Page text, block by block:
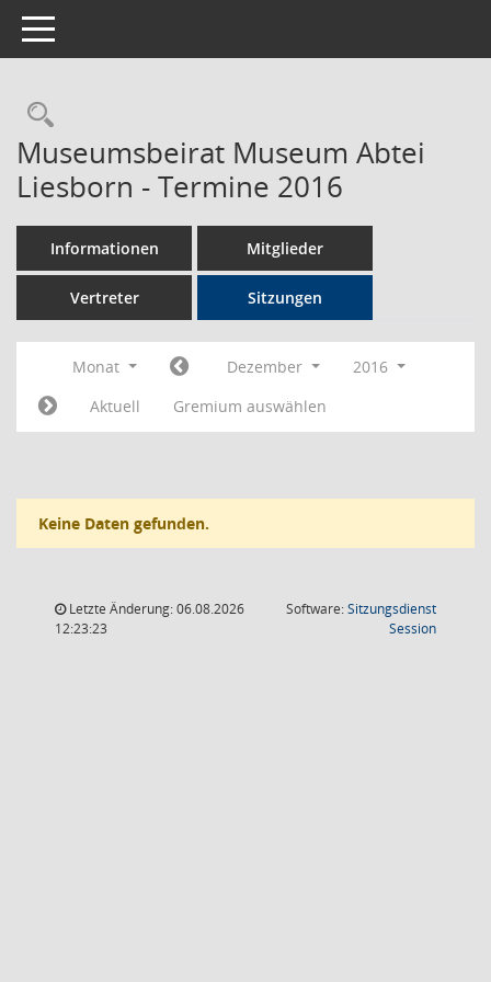
Toggle navigation
Rechercheauswahl
Museumsbeirat Museum Abtei
Liesborn - Termine 2016
Informationen Mitglieder
Vertreter Sitzungen
Monat Dezember
2016
Aktuell
Gremium auswählen
Keine Daten gefunden.
Letzte Änderung: 06.08.2026
12:23:23
Software:Sitzungsdienst
Session(Wird in